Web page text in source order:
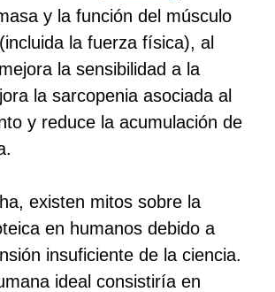
y la función del músculo
la fuerza física), al
la sensibilidad a la
la sarcopenia asociada al
y reduce la acumulación de
existen mitos sobre la
en humanos debido a
insuficiente de la ciencia.
ideal consistiría en